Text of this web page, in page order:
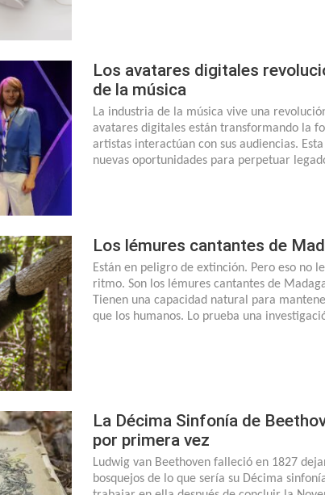
Los avatares digitales
de la música
La industria de la música vive una
avatares digitales están transformando la
artistas interactúan con sus audiencias.
nuevas oportunidades para perpetuar
Los lémures cantantes de
Están en peligro de extinción. Pero eso no
ritmo. Son los lémures cantantes de
Tienen una capacidad natural para
que los humanos. Lo prueba una
La Décima Sinfonía de
por primera vez
Ludwig van Beethoven falleció en 1827
bosquejos de lo que sería su Décima